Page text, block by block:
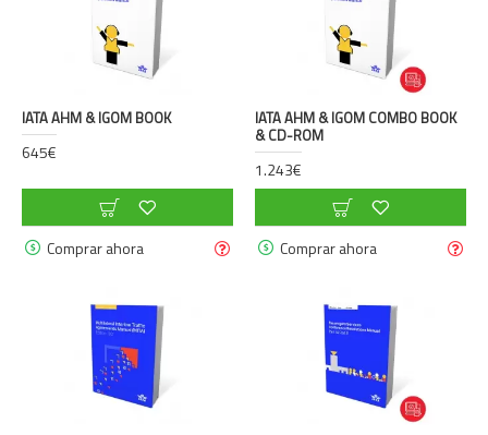
IATA AHM & IGOM BOOK
645€
Comprar ahora
IATA AHM & IGOM COMBO BOOK
& CD-ROM
1.243€
Comprar ahora